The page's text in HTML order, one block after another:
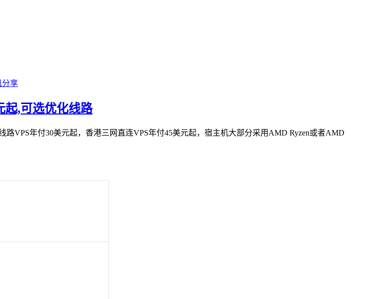
起,可选优化线路
VPS年付30美元起，香港三网直连VPS年付45美元起，宿主机大部分采用AMD Ryzen或者AMD